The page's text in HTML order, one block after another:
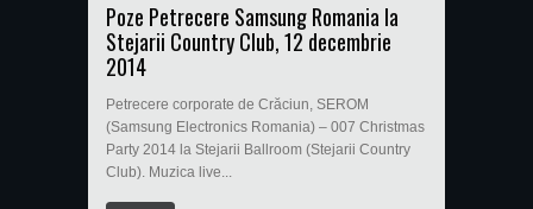
Poze Petrecere Samsung Romania la
Stejarii Country Club, 12 decembrie
2014
Petrecere corporate de Crăciun, SEROM
(Samsung Electronics Romania) – 007 Christmas
Party 2014 la Stejarii Ballroom (Stejarii Country
Club). Muzica live...